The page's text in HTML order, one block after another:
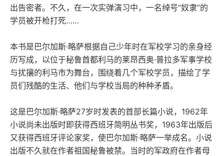
出告密者。不久，在一次实弹演习中，一名绰号“奴隶”的
学员被开枪打死……
本书是巴尔加斯·略萨根据自己少年时在军校学习的亲身经
历写成，以位于秘鲁首都利马的莱昂西奥·普拉多军事学校
与扰攘的利马市为舞台，围绕着几个军校学员，描绘了学
员们残酷的生活、他们与学校当局的种种矛盾。
这是巴尔加斯·略萨27岁时发表的首部长篇小说，1962年
小说尚未出版时即获得西班牙简明丛书奖，1963年出版后
又获得西班牙评论家奖，使巴尔加斯·略萨一举成名。小说
出版不久就在作者祖国秘鲁被禁。当时的军政府在作者母